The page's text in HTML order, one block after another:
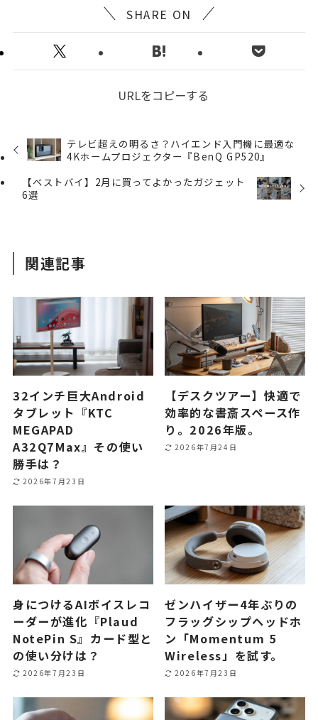
SHARE ON
URLをコピーする
テレビ超えの明るさ？ハイエンド入門機に最適な
4Kホームプロジェクター『BenQ GP520』
【ベストバイ】2月に買ってよかったガジェット
6選
関連記事
32インチ巨大Android
タブレット『KTC
MEGAPAD
A32Q7Max』その使い
勝手は？
2026年7月23日
【デスクツアー】快適で
効率的な書斎スペース作
り。2026年版。
2026年7月24日
身につけるAIボイスレコ
ーダーが進化『Plaud
NotePin S』カード型と
の使い分けは？
2026年7月23日
ゼンハイザー4年ぶりの
フラッグシップヘッドホ
ン「Momentum 5
Wireless」を試す。
2026年7月23日